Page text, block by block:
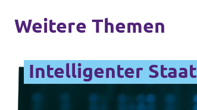
Weitere Themen
Intelligenter Staat